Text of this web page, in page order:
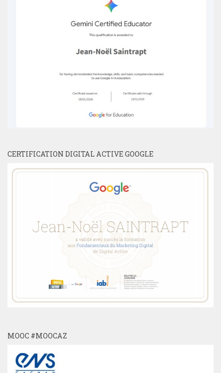
CERTIFICATION DIGITAL ACTIVE GOOGLE
MOOC #MOOCAZ